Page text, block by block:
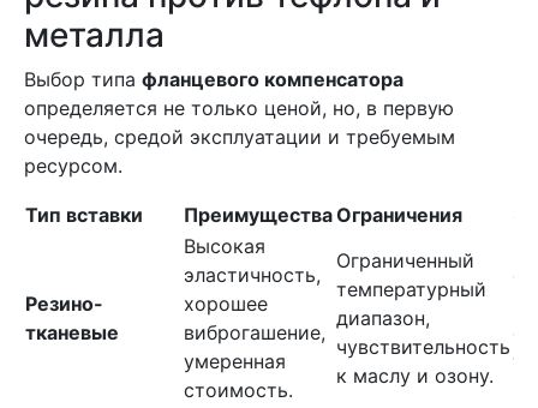
металла
Выбор типа фланцевого компенсатора
определяется не только ценой, но, в первую
очередь, средой эксплуатации и требуемым
ресурсом.
Тип вставки ПреимуществаОграничения
Резино-
тканевые
Высокая
эластичность,
хорошее
виброгашение,
умеренная
стоимость.
Ограниченный
температурный
диапазон,
чувствительность
к маслу и озону.